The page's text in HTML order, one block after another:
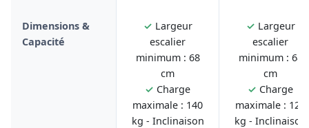
Dimensions &
Capacité
✓ Largeur
escalier
minimum : 68
cm
✓ Charge
maximale : 140
kg - Inclinaison
✓ Largeur
escalier
minimum : 68
cm
✓ Charge
maximale : 125
kg - Inclinaison